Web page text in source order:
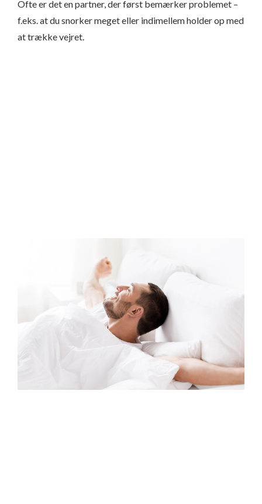
Ofte er det en partner, der først bemærker problemet –
f.eks. at du snorker meget eller indimellem holder op med
at trække vejret.